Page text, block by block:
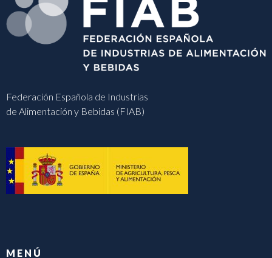
Federación Española de Industrias
de Alimentación y Bebidas (FIAB)
MENÚ